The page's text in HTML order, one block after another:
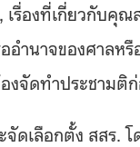
เรื่องที่เกี่ยวกับคุ
ำนาจของศาลห
งจัดทำประชามติ
ดเลือกตั้ง สสร.